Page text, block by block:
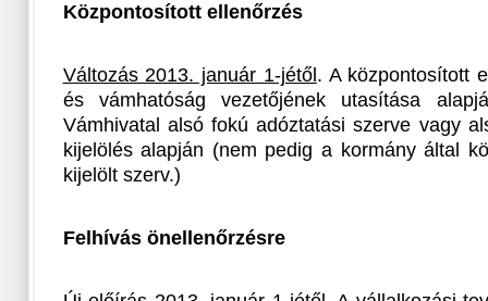
Központosított ellenőrzés
Változás 2013. január 1-jétől . A központosított
és vámhatóság vezetőjének utasítása
Vámhivatal alsó fokú adóztatási szerve vagy
kijelölés alapján (nem pedig a kormány által
kijelölt szerv.)
Felhívás önellenőrzésre